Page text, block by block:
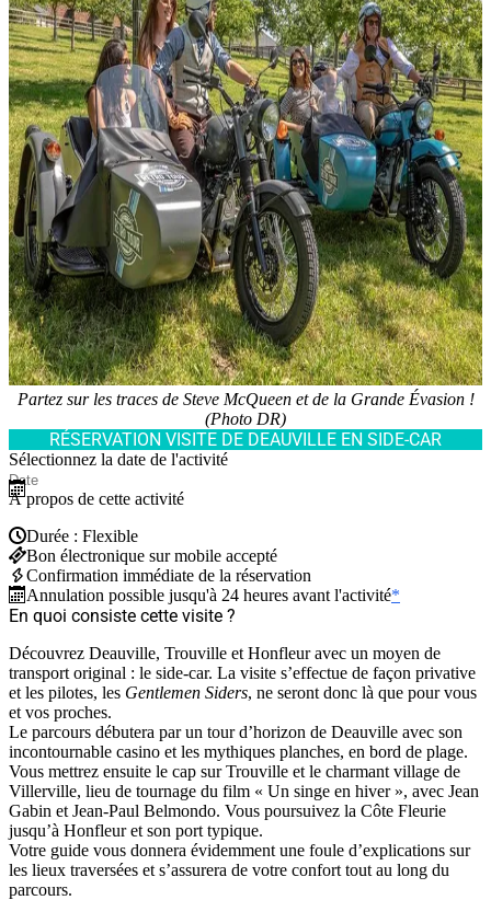
Partez sur les traces de Steve McQueen et de la Grande Évasion !
(Photo DR)
RÉSERVATION VISITE DE DEAUVILLE EN SIDE-CAR
Sélectionnez la date de l'activité
À propos de cette activité
Durée : Flexible
Bon électronique sur mobile accepté
Confirmation immédiate de la réservation
Annulation possible jusqu'à 24 heures avant l'activité*
En quoi consiste cette visite ?
Découvrez Deauville, Trouville et Honfleur avec un moyen de
transport original : le side-car. La visite s’effectue de façon privative
et les pilotes, les Gentlemen Siders, ne seront donc là que pour vous
et vos proches.
Le parcours débutera par un tour d’horizon de Deauville avec son
incontournable casino et les mythiques planches, en bord de plage.
Vous mettrez ensuite le cap sur Trouville et le charmant village de
Villerville, lieu de tournage du film « Un singe en hiver », avec Jean
Gabin et Jean-Paul Belmondo. Vous poursuivez la Côte Fleurie
jusqu’à Honfleur et son port typique.
Votre guide vous donnera évidemment une foule d’explications sur
les lieux traversées et s’assurera de votre confort tout au long du
parcours.